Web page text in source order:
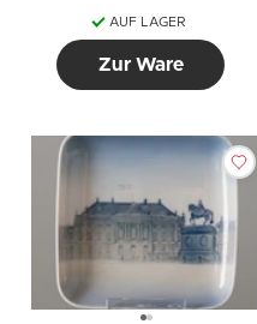
AUF LAGER
Zur Ware